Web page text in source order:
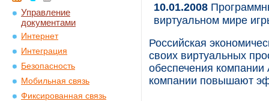
Управление
документами
Интернет
Интеграция
Безопасность
Мобильная связь
Фиксированная связь
10.01.2008
виртуальном мире
Российская
своих виртуальных
обеспечения
компании повышают